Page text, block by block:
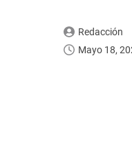
Redacción
Mayo 18,